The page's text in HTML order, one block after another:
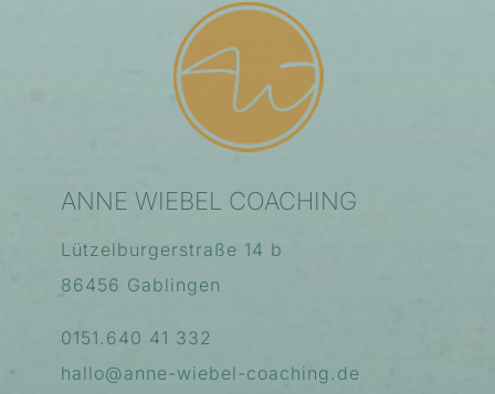
ANNE WIEBEL COACHING
Lützelburgerstraße 14 b
86456 Gablingen
0151.640 41 332
hallo@anne-wiebel-coaching.de